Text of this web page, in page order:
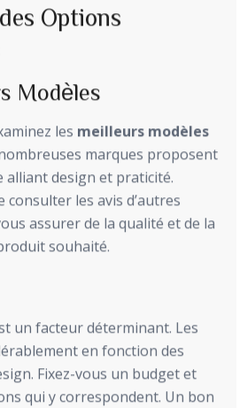
Options
Modèles
les meilleurs modèles
marques proposent
alliant design et praticité.
consulter les avis d’autres
assurer de la qualité et de la
souhaité.
un facteur déterminant. Les
en fonction des
Fixez-vous un budget et
qui y correspondent. Un bon